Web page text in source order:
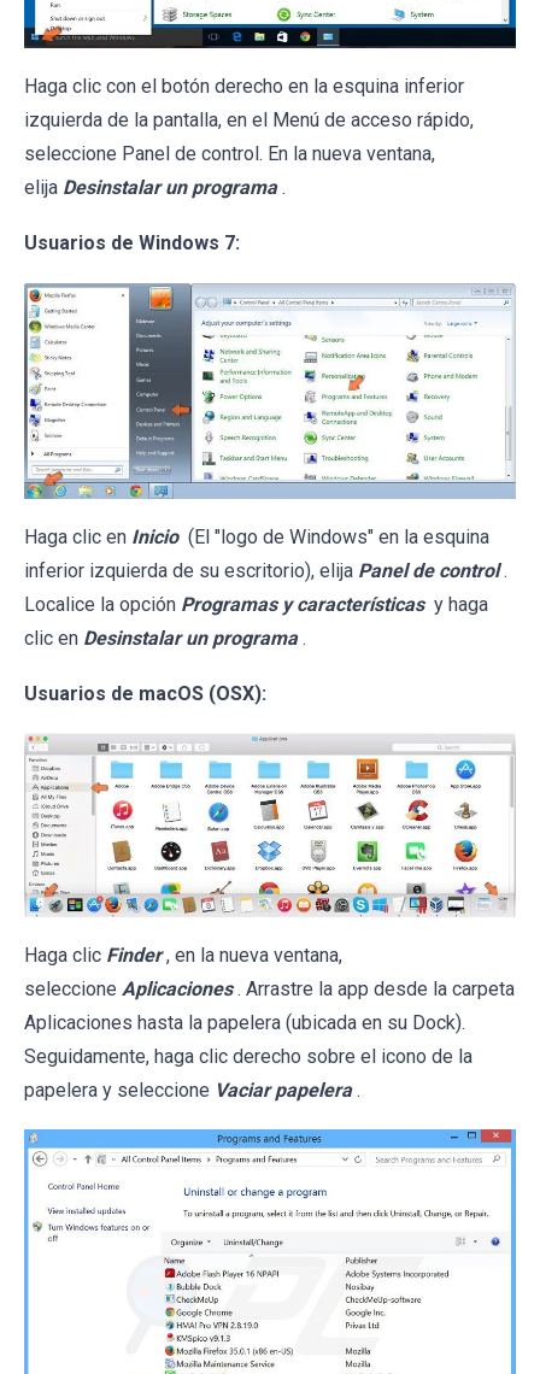
Haga clic con el botón derecho en la esquina inferior
izquierda de la pantalla, en el Menú de acceso rápido,
seleccione Panel de control. En la nueva ventana,
elija Desinstalar un programa .
Usuarios de Windows 7:
Haga clic en Inicio (El "logo de Windows" en la esquina
inferior izquierda de su escritorio), elija Panel de control .
Localice la opción Programas y características y haga
clic en Desinstalar un programa .
Usuarios de macOS (OSX):
Haga clic Finder , en la nueva ventana,
seleccione Aplicaciones . Arrastre la app desde la carpeta
Aplicaciones hasta la papelera (ubicada en su Dock).
Seguidamente, haga clic derecho sobre el icono de la
papelera y seleccione Vaciar papelera .